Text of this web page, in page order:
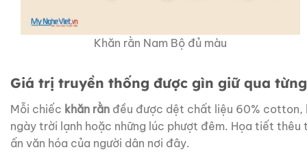
Khăn rằn Nam Bộ đủ màu
Giá trị truyền thống được gìn giữ qua
Mỗi chiếc khăn rằn đều được dệt chất liệu 60% cotton,
ngày trời lạnh hoặc những lúc phượt đêm. Họa tiết thêu
ấn văn hóa của người dân nơi đây.